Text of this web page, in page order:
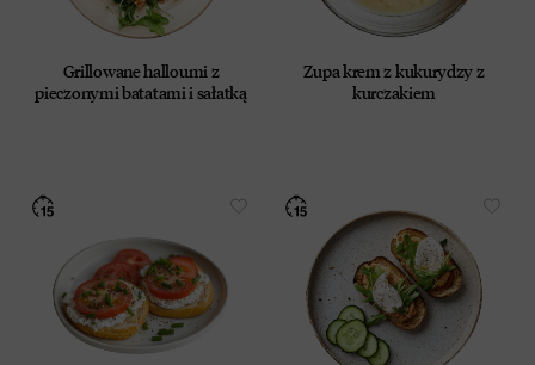
handlowych drogą elektroniczną, zgodnie z art. 398
ustawy Prawo komunikacji elektronicznej z dnia
prowadzenia marketingu bezpośredniego drogą
elektroniczną za pośrednictwem wiadomości e‑mail,
Przyjmuję do wiadomości, że przysługuje mi prawo
do wycofania powyższej zgody w każdym czasie.
Zobacz, jak przetwarzamy Twoje dane osobowe.
Zapoznaj się z naszą
Polityką prywatnościRespo
Grillowane halloumi z
pieczonymi batatami i sałatką
Zupa krem z kukurydzy z
kurczakiem